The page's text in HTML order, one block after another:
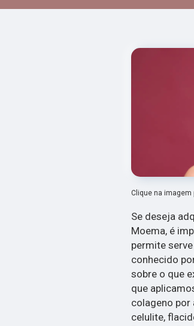
Clique na imagem
Se deseja
Moema, é
permite
conhecido
sobre o que
que
colageno
celulite,